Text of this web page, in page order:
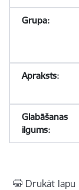
Drukāt lapu